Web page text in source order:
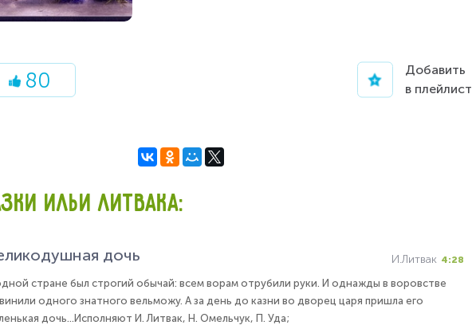
80
Добавить
в плейлист
ИЛЬИ ЛИТВАКА:
дочь И.Литвак 4:28
стране был строгий обычай: всем ворам отрубили руки. И однажды в воровстве
одного знатного вельможу. А за день до казни во дворец царя пришла его
дочь...Исполняют И. Литвак, Н. Омельчук, П. Уда;